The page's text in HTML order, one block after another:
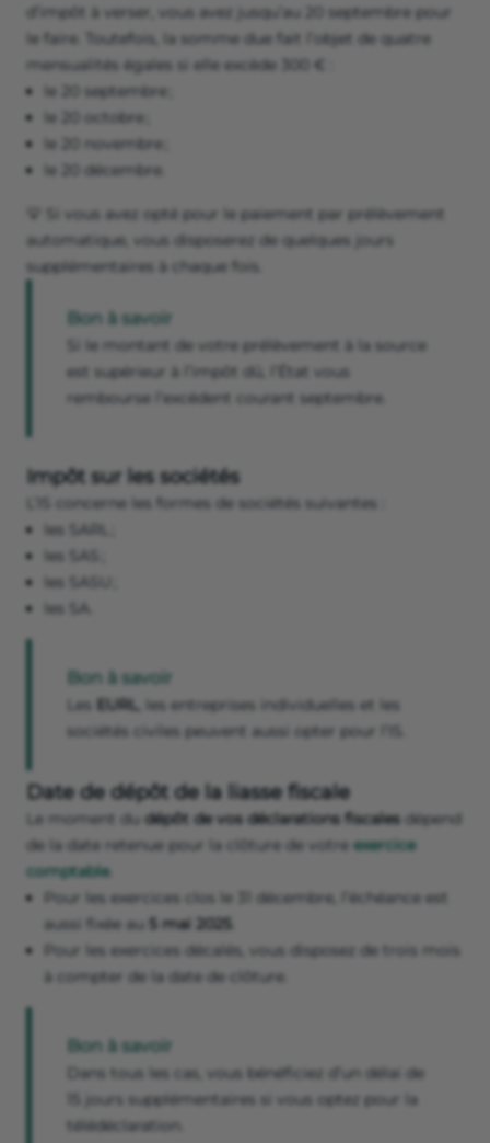
d’impôt à verser, vous avez jusqu’au 20 septembre pour
le faire. Toutefois, la somme due fait l’objet de quatre
mensualités égales si elle excède 300 € :
le 20 septembre ;
le 20 octobre ;
le 20 novembre ;
le 20 décembre.
💡 Si vous avez opté pour le paiement par prélèvement
automatique, vous disposerez de quelques jours
supplémentaires à chaque fois.
Bon à savoir
Si le montant de votre prélèvement à la source
est supérieur à l’impôt dû, l’État vous
rembourse l’excédent courant septembre.
Impôt sur les sociétés
L’IS concerne les formes de sociétés suivantes :
les SARL ;
les SAS ;
les SASU ;
les SA.
Bon à savoir
Les EURL, les entreprises individuelles et les
sociétés civiles peuvent aussi opter pour l’IS.
Date de dépôt de la liasse fiscale
Le moment du dépôt de vos déclarations fiscales dépend
de la date retenue pour la clôture de votreexercice
comptable.
Pour les exercices clos le 31 décembre, l’échéance est
aussi fixée au 5 mai 2025
Pour les exercices décalés, vous disposez de trois mois
à compter de la date de clôture.
Bon à savoir
Dans tous les cas, vous bénéficiez d’un délai de
15 jours supplémentaires si vous optez pour la
télédéclaration.